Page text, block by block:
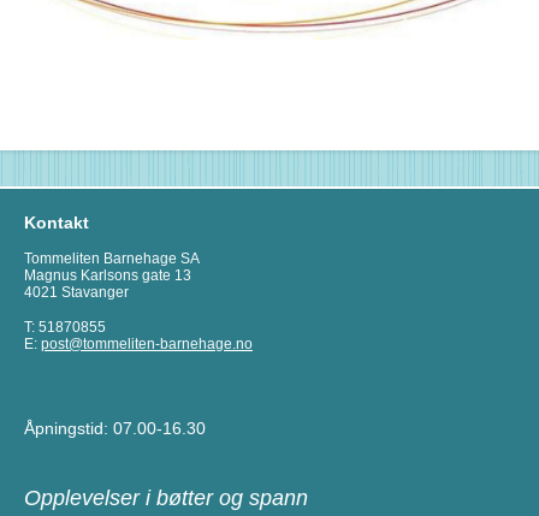
Kontakt
Tommeliten Barnehage SA
Magnus Karlsons gate 13
4021 Stavanger
T: 51870855
E: post@tommeliten-barnehage.no
Åpningstid: 07.00-16.30
Opplevelser i bøtter og spann